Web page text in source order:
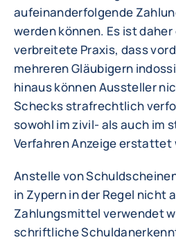
aufeinanderfolgende
werden können. Es ist
verbreitete Praxis, dass
mehreren Gläubigern
hinaus können Aussteller
Schecks strafrechtlich
sowohl im zivil- als auch im
Verfahren Anzeige erstattet
Anstelle von
in Zypern in der Regel nicht
Zahlungsmittel verwendet
schriftliche